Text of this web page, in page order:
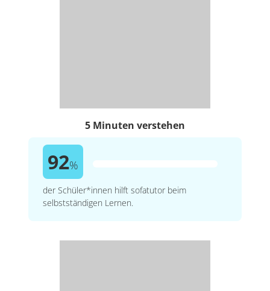
5 Minuten verstehen
92%
der Schüler*innen hilft sofatutor beim
selbstständigen Lernen.